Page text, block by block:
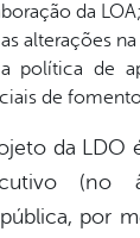
da LOA;
alterações na
política de
de
da LDO
(no
por